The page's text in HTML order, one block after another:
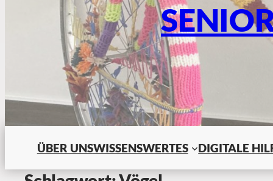
ÜBER UNSWISSENSWERTES DIGITALE